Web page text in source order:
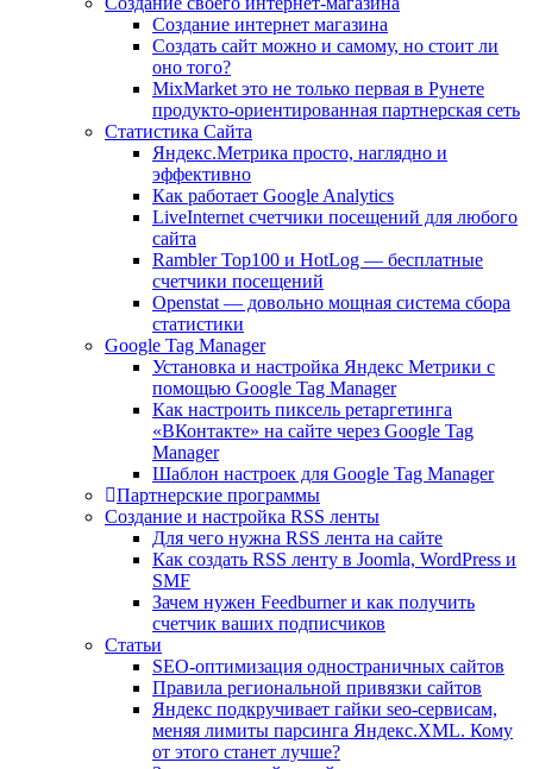
Создание интернет магазина
Создать сайт можно и самому, но стоит ли
оно того?
MixMarket это не только первая в Рунете
продукто-ориентированная партнерская сеть
Статистика Сайта
Яндекс.Метрика просто, наглядно и
эффективно
Как работает Google Analytics
LiveInternet счетчики посещений для любого
сайта
Rambler Top100 и HotLog — бесплатные
счетчики посещений
Openstat — довольно мощная система сбора
статистики
Google Tag Manager
Установка и настройка Яндекс Метрики с
помощью Google Tag Manager
Как настроить пиксель ретаргетинга
«ВКонтакте» на сайте через Google Tag
Manager
Шаблон настроек для Google Tag Manager
Партнерские программы
Создание и настройка RSS ленты
Для чего нужна RSS лента на сайте
Как создать RSS ленту в Joomla, WordPress и
SMF
Зачем нужен Feedburner и как получить
счетчик ваших подписчиков
Статьи
SEO-оптимизация одностраничных сайтов
Правила региональной привязки сайтов
Яндекс подкручивает гайки seo-сервисам,
меняя лимиты парсинга Яндекс.XML. Кому
от этого станет лучше?